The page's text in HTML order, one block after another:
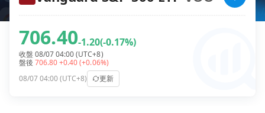
706.40-1.20(-0.17%)
收盤 08/07 04:00 (UTC+8)
盤後706.80+0.40(+0.06%)
08/07 04:00 (UTC+8)
更新